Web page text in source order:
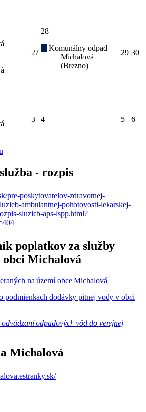
27
28
Komunálny odpad
Michalová
(Brezno)
29 30
3 4 5 6
- rozpis
poplatkov za služby
obci Michalová
na území obce Michalová
podmienkach dodávky pitnej vody v obci
odpadových vôd do verejnej
Michalová